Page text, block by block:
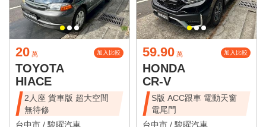
20 萬 加入比較
TOYOTA
HIACE
2人座 貨車版 超大空間
無待修
台中市 /駿曜汽車
59.90 萬 加入比較
HONDA
CR-V
S版 ACC跟車 電動天窗
電尾門
台中市 /駿曜汽車